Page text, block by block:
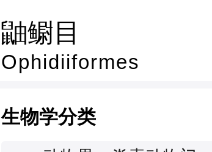
鼬鳚目
Ophidiiformes
生物学分类